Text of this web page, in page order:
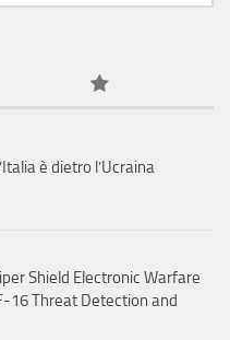
è dietro l’Ucraina
Shield Electronic Warfare
16 Threat Detection and